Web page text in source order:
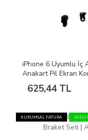
iPhone 6 Uyumlu İç
Anakart Pil Ekran
625,44 TL
KURUMSAL FATURA HIZLI